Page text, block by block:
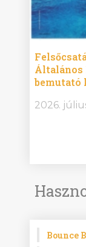
bemutató
2026.
Bounce